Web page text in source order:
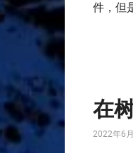
件，但
在
2022年6